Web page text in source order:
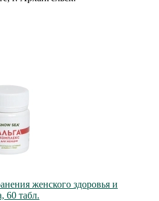
женского здоровья и
60 табл.